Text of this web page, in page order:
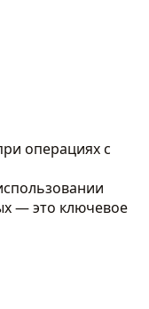
операциях с
— это ключевое